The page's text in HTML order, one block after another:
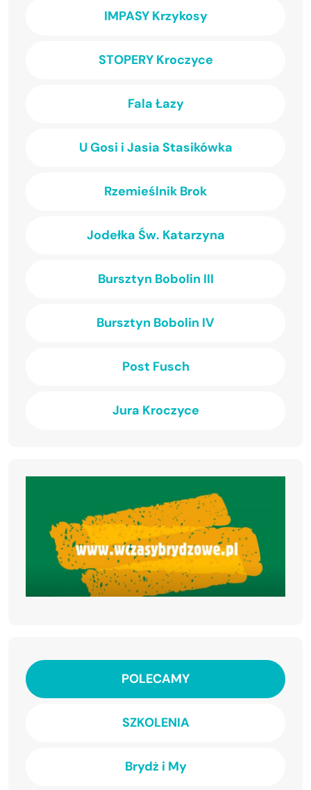
IMPASY Krzykosy
STOPERY Kroczyce
Fala Łazy
U Gosi i Jasia Stasikówka
Rzemieślnik Brok
Jodełka Św. Katarzyna
Bursztyn Bobolin III
Bursztyn Bobolin IV
Post Fusch
Jura Kroczyce
POLECAMY
SZKOLENIA
Brydż i My